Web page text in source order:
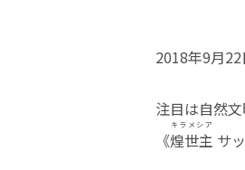
2018年9月
注目は自然
《煌世主
キラメシア
サ